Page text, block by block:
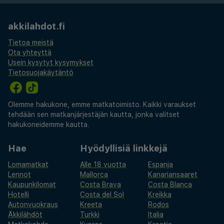
katseluun. Huomioithan, että ilmastokriisin
saapuessasi. Olitpa sitten kesällä tai talvella,
Casual Kubic Athens tarjoaa tervetulleen
tukikohdan oleskelullesi Kreikan pääkaupungissa.
akkilahdot.fi
Tietoa meistä
Ota yhteyttä
Usein kysytyt kysymykset
Tietosuojakäytäntö
Olemme hakukone, emme matkatoimisto. Kaikki varaukset
tehdään sen matkanjärjestäjän kautta, jonka valitset
hakukoneidemme kautta.
Hae
Lomamatkat
Lennot
Kaupunkilomat
Hotelli
Autonvuokraus
Äkkilähdöt
Hyödyllisiä linkkejä
Alle 18 vuotta
Espanja
Mallorca
Kanariansaaret
Costa Brava
Costa Blanca
Costa del Sol
Kreikka
Kreeta
Rodos
Turkki
Italia